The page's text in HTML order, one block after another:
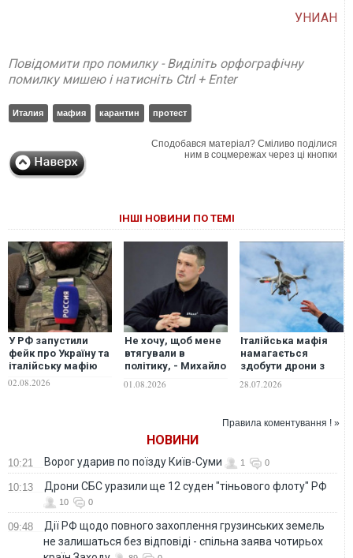
УНИАН
Повідомити про помилку - Виділіть орфографічну
помилку мишею і натисніть Ctrl + Enter
Италия мафия карантин протест
Сподобався матеріал? Сміливо поділися
ним в соцмережах через ці кнопки
ІНШІ НОВИНИ ПО ТЕМІ
У РФ запустили
фейк про Україну та
італійську мафію
02.08.2026
Не хочу, щоб мене
втягували в
політику, - Михайло
відмовився йти в
01.08.2026
Італійська мафія
намагається
здобути дрони з
прокурор Палермо
28.07.2026
Правила коментування ! »
НОВИНИ
10:21 Ворог ударив по поїзду Київ-Суми 1 0
10:13 Дрони СБС уразили ще 12 суден "тіньового флоту" РФ
10 0
09:48
Дії РФ щодо повного захоплення грузинських земель
не залишаться без відповіді - спільна заява чотирьох